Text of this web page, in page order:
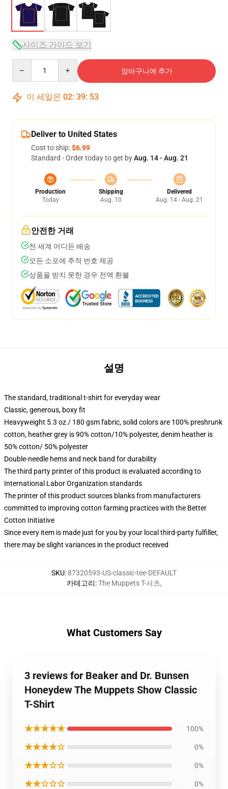
사이즈 가이드 보기
장바구니에 추가
이 세일은 02: 39: 53
Deliver to United States
Cost to ship:$6.99
Standard - Order today to get byAug. 14 - Aug. 21
Production
Today
Shipping
Aug. 10
Delivered
Aug. 14 - Aug. 21
안전한 거래
전 세계 어디든 배송
모든 소포에 추적 번호 제공
상품을 받지 못한 경우 전액 환불
설명
The standard, traditional t-shirt for everyday wear
Classic, generous, boxy fit
Heavyweight 5.3 oz / 180 gsm fabric, solid colors are 100% preshrunk
cotton, heather grey is 90% cotton/10% polyester, denim heather is
50% cotton/ 50% polyester
Double-needle hems and neck band for durability
The third party printer of this product is evaluated according to
International Labor Organization standards
The printer of this product sources blanks from manufacturers
committed to improving cotton farming practices with the Better
Cotton Initiative
Since every item is made just for you by your local third-party fulfiller,
there may be slight variances in the product received
SKU:87320593-US-classic-tee-DEFAULT
카테고리:The Muppets T-셔츠,
What Customers Say
3 reviews for Beaker and Dr. Bunsen
Honeydew The Muppets Show Classic
T-Shirt
★★★★★ 100%
★★★★☆ 0%
★★★☆☆ 0%
★★☆☆☆ 0%